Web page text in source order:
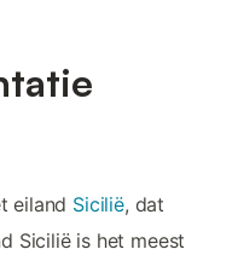
eiland Sicilië, dat
Sicilië is het meest